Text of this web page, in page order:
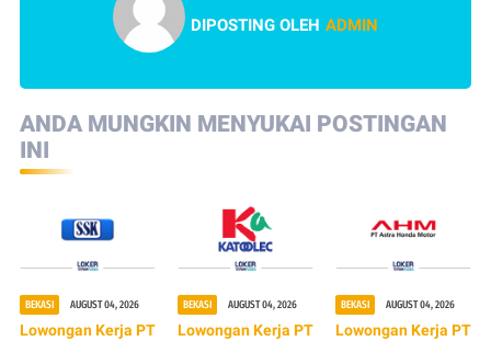
DIPOSTING OLEH ADMIN
ANDA MUNGKIN MENYUKAI POSTINGAN
INI
BEKASI AUGUST 04, 2026
Lowongan Kerja PT
BEKASI AUGUST 04, 2026
Lowongan Kerja PT
BEKASI AUGUST 04, 2026
Lowongan Kerja PT